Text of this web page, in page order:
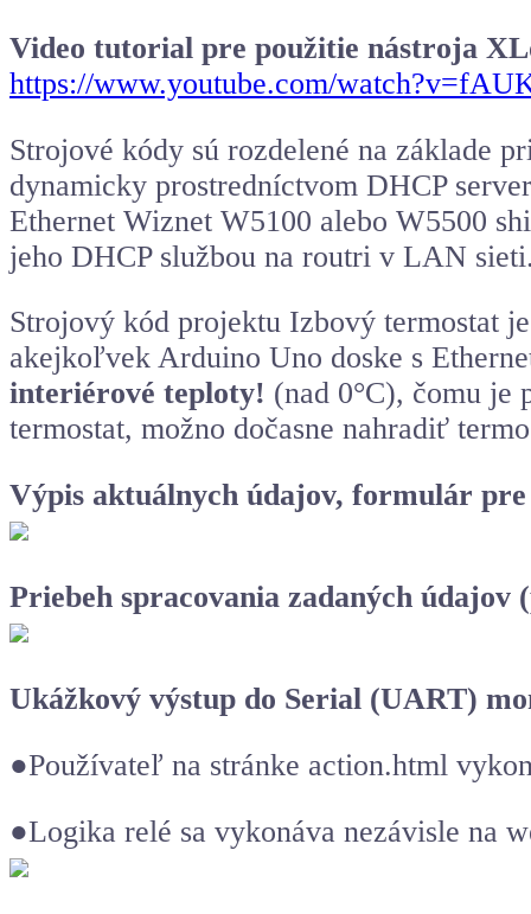
Video tutorial pre použitie nástroja
https://www.youtube.com/
Strojové kódy sú rozdelené na základe
dynamicky prostredníctvom DHCP
Ethernet Wiznet W5100 alebo W5500
jeho DHCP službou na routri v LAN
Strojový kód projektu Izbový termostat
akejkoľvek Arduino Uno doske s
interiérové teploty! (nad 0°C), čomu je
termostat, možno dočasne nahradiť
Výpis aktuálnych údajov, formulár
Priebeh spracovania zadaných
Ukážkový výstup do Serial (UART)
●Používateľ na stránke action.html
●Logika relé sa vykonáva nezávisle na